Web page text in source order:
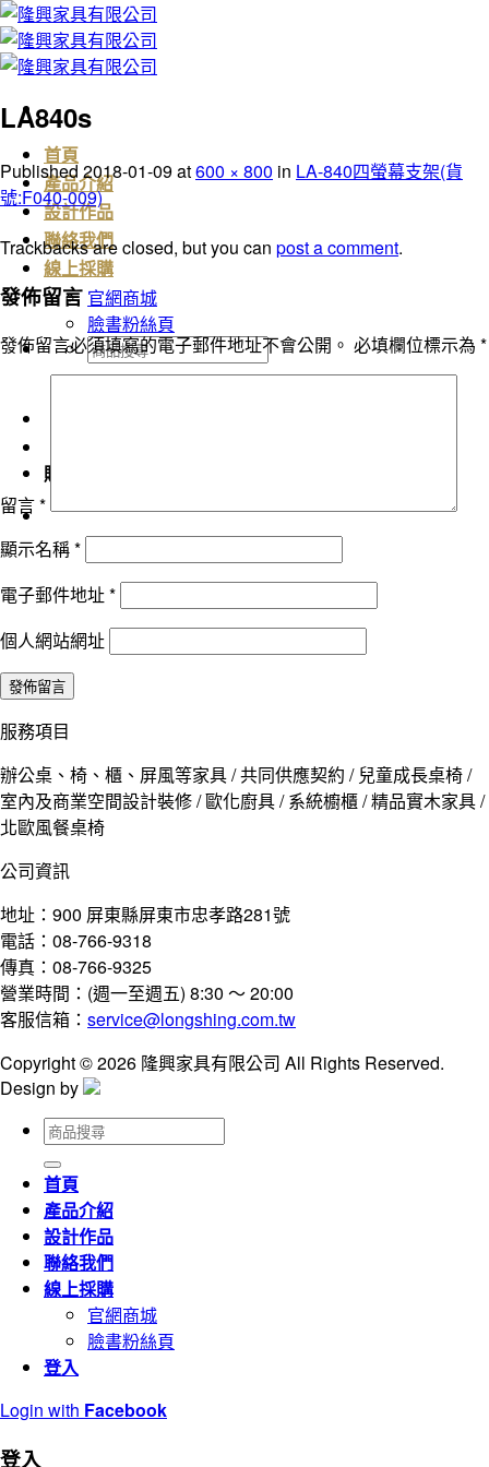
Skip
to
content
首頁
產品介紹
設計作品
聯絡我們
線上採購
官網商城
臉書粉絲頁
搜
尋
購物車
LA840s
Published2018-01-09at600 × 800 in LA-840四螢幕支架(貨
號:F040-009)
Trackbacks are closed, but you can post a comment.
發佈留言
發佈留言必須填寫的電子郵件地址不會公開。 必填欄位標示為 *
留言*
顯示名稱*
電子郵件地址*
個人網站網址
服務項目
辦公桌、椅、櫃、屏風等家具 / 共同供應契約 / 兒童成長桌椅 /
室內及商業空間設計裝修 / 歐化廚具 / 系統櫥櫃 / 精品實木家具 /
北歐風餐桌椅
公司資訊
地址：900 屏東縣屏東市忠孝路281號
電話：08-766-9318
傳真：08-766-9325
營業時間：(週一至週五) 8:30 ～ 20:00
客服信箱： service@longshing.com.tw
Copyright © 2026 隆興家具有限公司 All Rights Reserved.
Design by
搜
尋
關
鍵
字:
首頁
產品介紹
設計作品
聯絡我們
線上採購
官網商城
臉書粉絲頁
登入
Login with Facebook
登入